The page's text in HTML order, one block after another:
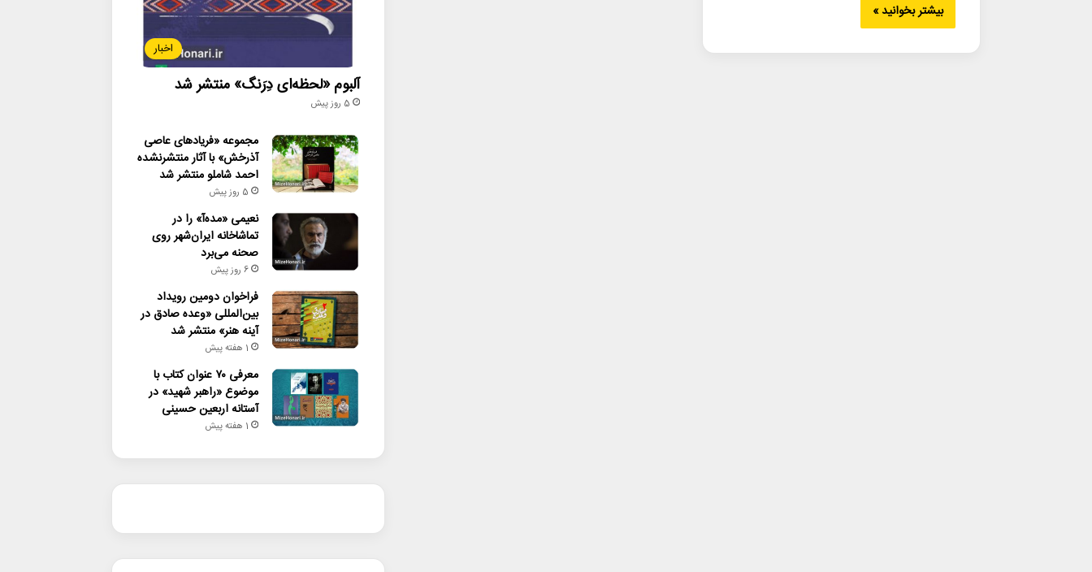
بیشتر بخوانید »
اخبار
آلبوم «لحظه‌ای دِرَنگ» منتشر شد
5 روز پیش
مجموعه «فریادهای عاصی
آذرخش» با آثار منتشرنشده
احمد شاملو منتشر شد
5 روز پیش
نعیمی «مده‌آ» را در
تماشاخانه ایران‌شهر روی
صحنه می‌برد
6 روز پیش
فراخوان دومین رویداد
بین‌المللی «وعده صادق در
آینه هنر» منتشر شد
1 هفته پیش
معرفی ۷۰ عنوان کتاب با
موضوع «راهبر شهید» در
آستانه اربعین حسینی
1 هفته پیش